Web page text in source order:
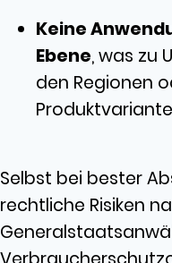
Keine
Ebene, was zu
den Regionen
Selbst bei bester
rechtliche Risiken